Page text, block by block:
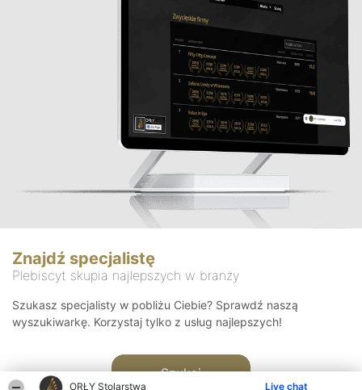
ORŁY Stolarstwa Live chat
Znajdź specjalistę
Plebiscyt skupia najlepszych w branży
Szukasz specjalisty w pobliżu Ciebie? Sprawdź naszą
wyszukiwarkę. Korzystaj tylko z usług najlepszych!
Szukaj